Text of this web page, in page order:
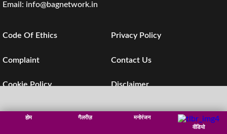
Email: info@bagnetwork.in
Code Of Ethics Privacy Policy
Complaint Contact Us
Cookie Policy Disclaimer
Investors Subscription
© B.A.G Convergence Limited. 2026 : All Rights Reserved.
होम गैलरीज़
मनोरंजन
वीडियो